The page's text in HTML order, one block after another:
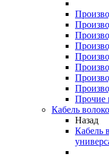
Прочие
Кабель
Назад
Кабель